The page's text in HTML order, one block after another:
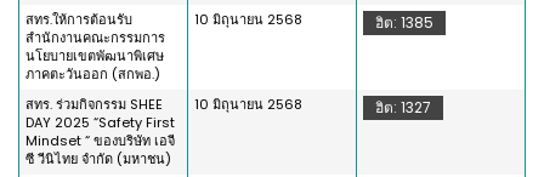
สทร.ให้การต้อนรับ
สำนักงานคณะกรรมการ
นโยบายเขตพัฒนาพิเศษ
ภาคตะวันออก (สกพอ.)
10 มิถุนายน 2568 ฮิต: 1385
สทร. ร่วมกิจกรรม SHEE
DAY 2025 “Safety First
Mindset “ ของบริษัท เอจี
ซี วีนิไทย จำกัด (มหาชน)
10 มิถุนายน 2568 ฮิต: 1327